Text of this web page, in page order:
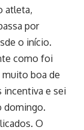
atleta,
por
o início.
como foi
muito boa de
incentiva e sei
domingo.
O